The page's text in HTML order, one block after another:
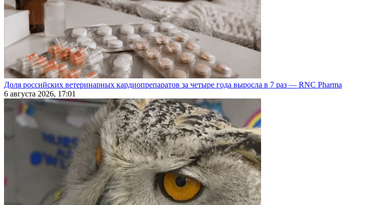
Доля российских ветеринарных кардиопрепаратов за четыре года выросла в 7 раз — RNC Pharma
6 августа 2026, 17:01